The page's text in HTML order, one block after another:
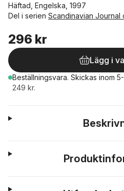
Häftad, Engelska, 1997
Del i serien Scandinavian Journal
296 kr
Lägg i
Beställningsvara. Skickas inom
249 kr.